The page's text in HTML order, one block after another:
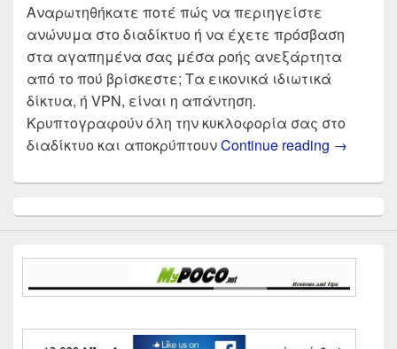
Αναρωτηθήκατε ποτέ πώς να περιηγείστε
ανώνυμα στο διαδίκτυο ή να έχετε πρόσβαση
στα αγαπημένα σας μέσα ροής ανεξάρτητα
από το πού βρίσκεστε; Τα εικονικά ιδιωτικά
δίκτυα, ή VPN, είναι η απάντηση.
Κρυπτογραφούν όλη την κυκλοφορία σας στο
διαδίκτυο και αποκρύπτουνContinue reading →
Sidebar
Widget